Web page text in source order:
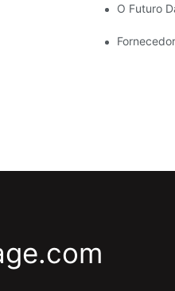
As Às Suas O Futuro
Procurar